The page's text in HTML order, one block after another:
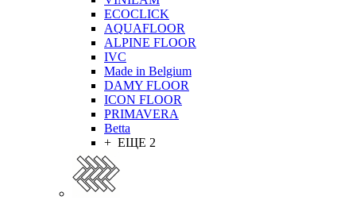
ECOCLICK
AQUAFLOOR
ALPINE FLOOR
IVC
Made in Belgium
DAMY FLOOR
ICON FLOOR
PRIMAVERA
Betta
+ ЕЩЕ 2